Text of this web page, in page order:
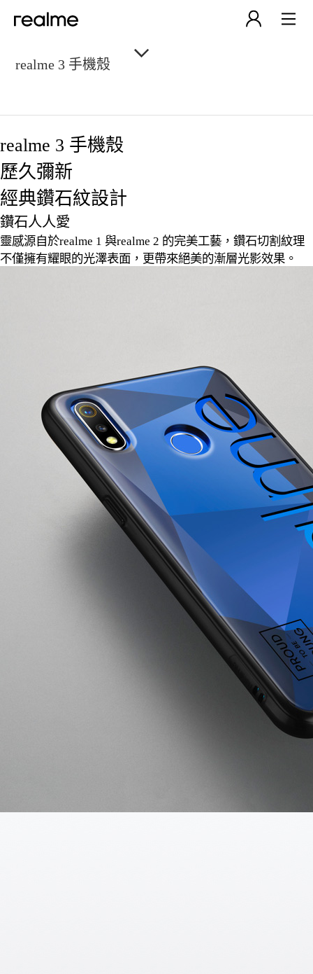
realme 3 手機殼
realme 3 手機殼
歷久彌新
經典鑽石紋設計
鑽石人人愛
靈感源自於realme 1 與realme 2 的完美工藝，鑽石切割紋理
不僅擁有耀眼的光澤表面，更帶來絕美的漸層光影效果。